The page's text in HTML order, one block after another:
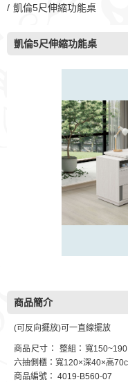
凱倫5尺伸縮功能桌
凱倫5尺伸縮功能桌
商品簡介
(可反向擺放)可一直線擺放
商品尺寸： 整組：寬
六抽側櫃：寬120×深40×高
商品編號： 4019-B560-07